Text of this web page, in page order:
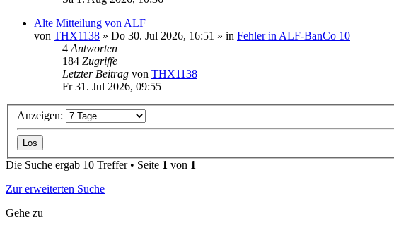
Alte Mitteilung von ALF
von THX1138 » Do 30. Jul 2026, 16:51 » in Fehler in ALF-BanCo 10
4 Antworten
184 Zugriffe
Letzter Beitrag von THX1138
Fr 31. Jul 2026, 09:55
Anzeigen:
Die Suche ergab 10 Treffer • Seite 1 von 1
Zur erweiterten Suche
Gehe zu